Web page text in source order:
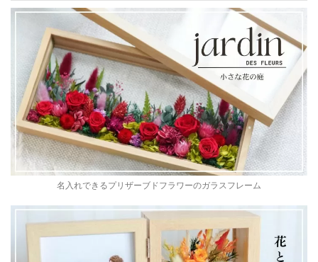
名入れできるプリザーブドフラワーのガラスフレーム